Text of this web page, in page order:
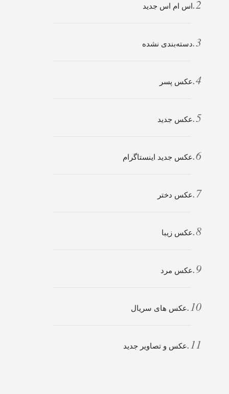
اس ام اس جدید
دسته‌بندی نشده
عکس پسر
عکس جدید
عکس جدید اینستاگرام
عکس دختر
عکس زیبا
عکس مرد
عکس های سریال
عکس و تصاویر جدید